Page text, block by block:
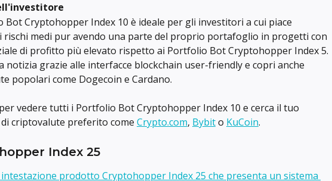
Bot Cryptohopper Index 10 è ideale per gli investitori a cui piace
rischi medi pur avendo una parte del proprio portafoglio in progetti con
di profitto più elevato rispetto ai Portfolio Bot Cryptohopper Index 5.
notizia grazie alle interfacce blockchain user-friendly e copri anche
popolari come Dogecoin e Cardano.
per vedere tutti i Portfolio Bot Cryptohopper Index 10 e cerca il tuo
criptovalute preferito come Crypto.com, Bybit o KuCoin.
Index 25